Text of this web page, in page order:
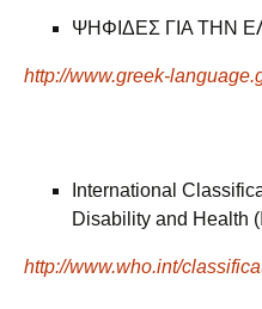
ΨΗΦΙΔΕΣ ΓΙΑ ΤΗΝ
http://www.greek-
International
Disability and Health
http://www.who.int/